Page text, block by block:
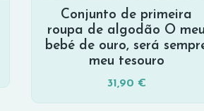
Conjunto de primeira
roupa de algodão O meu
bebé de ouro, será
meu tesouro
31,90 €